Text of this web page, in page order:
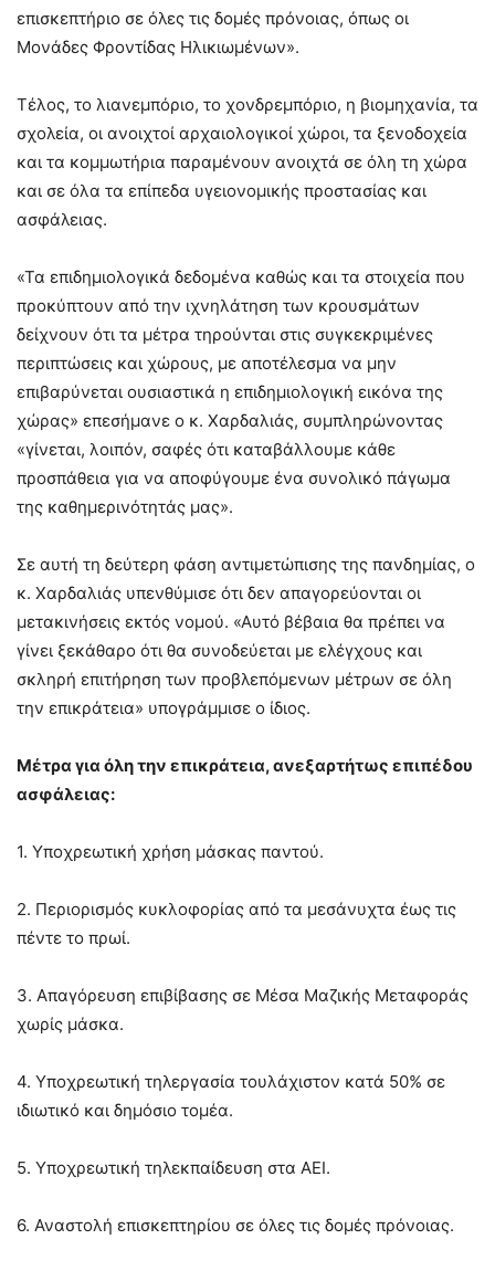
επισκεπτήριο σε όλες τις δομές πρόνοιας, όπως οι
Μονάδες Φροντίδας Ηλικιωμένων».
Τέλος, το λιανεμπόριο, το χονδρεμπόριο, η βιομηχανία, τα
σχολεία, οι ανοιχτοί αρχαιολογικοί χώροι, τα ξενοδοχεία
και τα κομμωτήρια παραμένουν ανοιχτά σε όλη τη χώρα
και σε όλα τα επίπεδα υγειονομικής προστασίας και
ασφάλειας.
«Τα επιδημιολογικά δεδομένα καθώς και τα στοιχεία που
προκύπτουν από την ιχνηλάτηση των κρουσμάτων
δείχνουν ότι τα μέτρα τηρούνται στις συγκεκριμένες
περιπτώσεις και χώρους, με αποτέλεσμα να μην
επιβαρύνεται ουσιαστικά η επιδημιολογική εικόνα της
χώρας» επεσήμανε ο κ. Χαρδαλιάς, συμπληρώνοντας
«γίνεται, λοιπόν, σαφές ότι καταβάλλουμε κάθε
προσπάθεια για να αποφύγουμε ένα συνολικό πάγωμα
της καθημερινότητάς μας».
Σε αυτή τη δεύτερη φάση αντιμετώπισης της πανδημίας, ο
κ. Χαρδαλιάς υπενθύμισε ότι δεν απαγορεύονται οι
μετακινήσεις εκτός νομού. «Αυτό βέβαια θα πρέπει να
γίνει ξεκάθαρο ότι θα συνοδεύεται με ελέγχους και
σκληρή επιτήρηση των προβλεπόμενων μέτρων σε όλη
την επικράτεια» υπογράμμισε ο ίδιος.
Μέτρα για όλη την επικράτεια, ανεξαρτήτως επιπέδου
ασφάλειας:
1. Υποχρεωτική χρήση μάσκας παντού.
2. Περιορισμός κυκλοφορίας από τα μεσάνυχτα έως τις
πέντε το πρωί.
3. Απαγόρευση επιβίβασης σε Μέσα Μαζικής Μεταφοράς
χωρίς μάσκα.
4. Υποχρεωτική τηλεργασία τουλάχιστον κατά 50% σε
ιδιωτικό και δημόσιο τομέα.
5. Υποχρεωτική τηλεκπαίδευση στα ΑΕΙ.
6. Αναστολή επισκεπτηρίου σε όλες τις δομές πρόνοιας.